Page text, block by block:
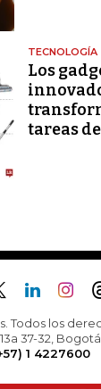
TECNOLOGÍA
Los
tareas
Todos los
37-32, Bogotá
1 4227600